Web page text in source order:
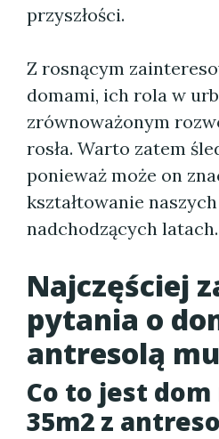
przyszłości.
Z rosnącym
domami, ich rola w
zrównoważonym
rosła. Warto zatem
ponieważ może on
kształtowanie
nadchodzących latach.
Najczęściej
pytania o
antresolą
Co to jest
35m2 z